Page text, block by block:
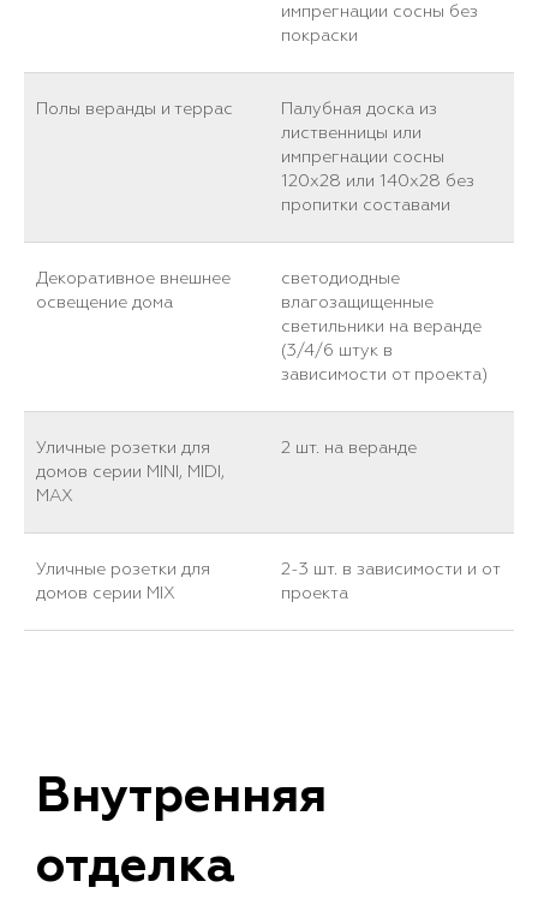
импрегнации сосны без
покраски
Полы веранды и террас
Палубная доска из
лиственницы или
импрегнации сосны
120х28 или 140х28 без
пропитки составами
Декоративное внешнее
освещение дома
светодиодные
влагозащищенные
светильники на веранде
(3/4/6 штук в
зависимости от проекта)
Уличные розетки для
домов серии MINI, MIDI,
MAX
2 шт. на веранде
Уличные розетки для
домов серии MIX
2-3 шт. в зависимости и от
проекта
Внутренняя
отделка